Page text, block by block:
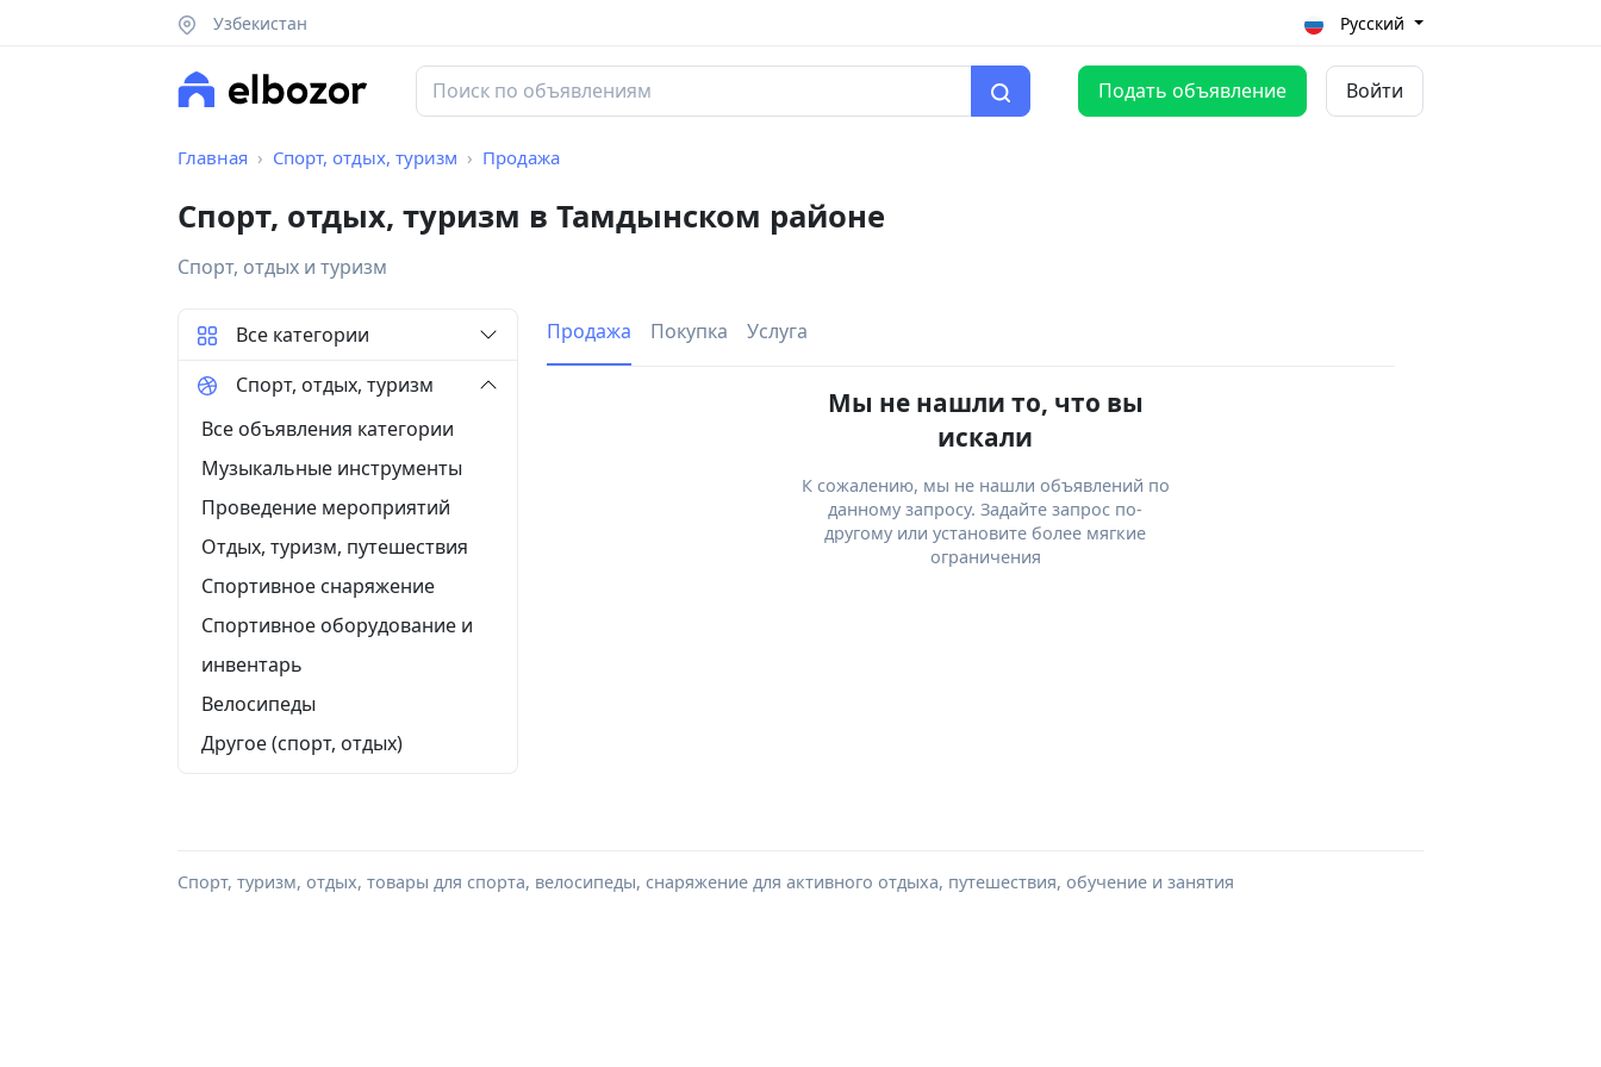
Узбекистан Русский
Подать объявление Войти
Главная Спорт, отдых, туризм Продажа
Спорт, отдых, туризм в Тамдынском районе
Спорт, отдых и туризм
Продажа Покупка Услуга
Мы не нашли то, что вы
искали
К сожалению, мы не нашли объявлений по
данному запросу. Задайте запрос по-
другому или установите более мягкие
ограничения
Все категории
Спорт, отдых, туризм
Все объявления категории
Музыкальные инструменты
Проведение мероприятий
Отдых, туризм, путешествия
Спортивное снаряжение
Спортивное оборудование и
инвентарь
Велосипеды
Другое (спорт, отдых)
Спорт, туризм, отдых, товары для спорта, велосипеды, снаряжение для активного отдыха, путешествия, обучение и занятия